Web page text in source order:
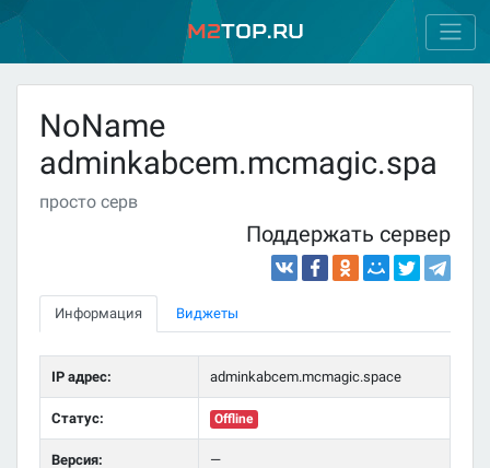
M2Top.ru
NoName
adminkabcem.mcmagic.spa
просто серв
Поддержать сервер
Информация Виджеты
IP адрес: adminkabcem.mcmagic.space
Статус: Offline
Версия: —